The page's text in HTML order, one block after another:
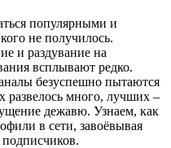
популярными и
не получилось.
и раздувание на
всплывают редко.
безуспешно пытаются
развелось много, лучших –
дежавю. Узнаем, как
в сети, завоёвывая